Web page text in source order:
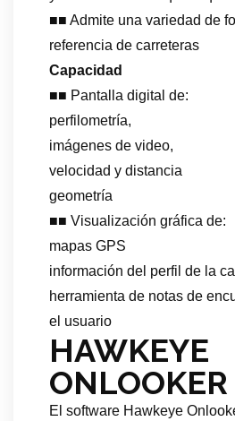
■■ Admite una variedad de
referencia de carreteras
Capacidad
■■ Pantalla digital de:
perfilometría,
imágenes de video,
velocidad y distancia
geometría
■■ Visualización gráfica de:
mapas GPS
información del perfil de la
herramienta de notas de
el usuario
HAWKEYE
El software Hawkeye